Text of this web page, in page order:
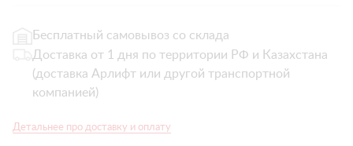
Бесплатный самовывоз со склада
Доставка от 1 дня по территории РФ и Казахстана
(доставка Арлифт или другой транспортной
компанией)
Детальнее про доставку и оплату